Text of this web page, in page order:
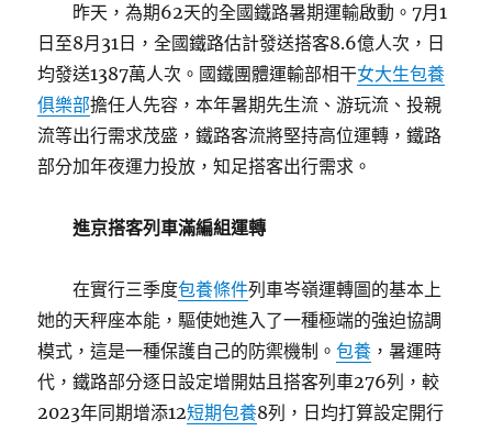
昨天，為期62天的全國鐵路暑期運輸啟動。7月1
日至8月31日，全國鐵路估計發送搭客8.6億人次，日
均發送1387萬人次。國鐵團體運輸部相干女大生包養
俱樂部擔任人先容，本年暑期先生流、游玩流、投親
流等出行需求茂盛，鐵路客流將堅持高位運轉，鐵路
部分加年夜運力投放，知足搭客出行需求。
進京搭客列車滿編組運轉
在實行三季度包養條件列車岑嶺運轉圖的基本上
她的天秤座本能，驅使她進入了一種極端的強迫協調
模式，這是一種保護自己的防禦機制。包養 ，暑運時
代，鐵路部分逐日設定增開姑且搭客列車276列，較
2023年同期增添12短期包養8列，日均打算設定開行